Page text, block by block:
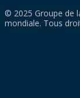
© 2025 Groupe de
mondiale. Tous